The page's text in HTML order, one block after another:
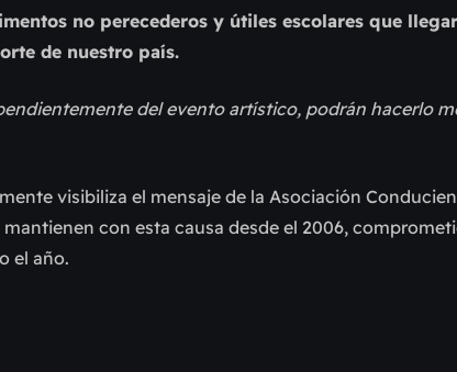
no perecederos y útiles escolares que
de nuestro país.
del evento artístico, podrán hacerlo
visibiliza el mensaje de la Asociación
con esta causa desde el 2006,
el año.